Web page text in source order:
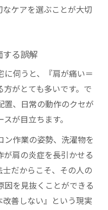
なケアを選ぶことが大切
する誤解
に伺うと、『肩が痛い＝
がとても多いです。で
置、日常の動作のクセが
が目立ちます。
ン作業の姿勢、洗濯物を
が肩の炎症を長引かせる
士だからこそ、その人の
因を見抜くことができる
改善しない』という現実